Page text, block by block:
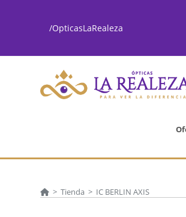
/OpticasLaRealeza
> Tienda > IC BERLIN AXIS